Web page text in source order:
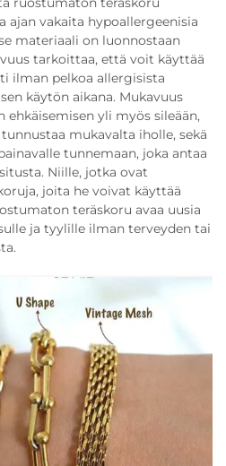
ajan vakaita hypoallergeenisia
materiaali on luonnostaan
tarkoittaa, että voit käyttää
ilman pelkoa allergisista
käytön aikana. Mukavuus
yli myös sileään,
mukavalta iholle, sekä
tunnemaan, joka antaa
Niille, jotka ovat
joita he voivat käyttää
teräskoru avaa uusia
ja tyylille ilman terveyden tai